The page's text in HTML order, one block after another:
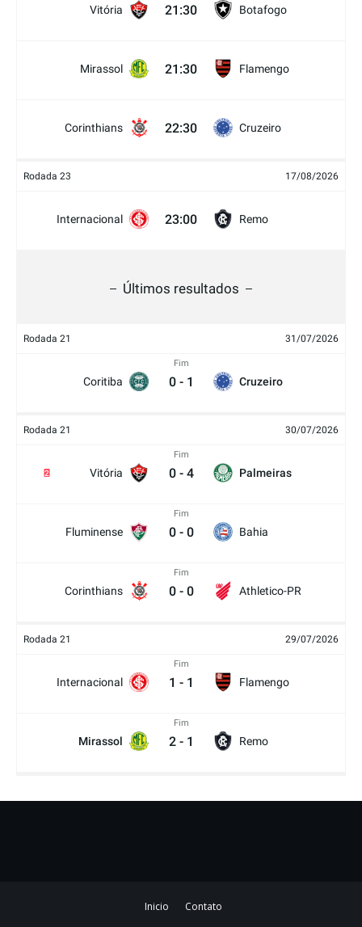
Vitória 21:30 Botafogo
Mirassol 21:30 Flamengo
Corinthians 22:30 Cruzeiro
Rodada 23 17/08/2026
Internacional 23:00 Remo
Últimos resultados
Rodada 21 31/07/2026
Coritiba
Fim
0 - 1 Cruzeiro
Rodada 21 30/07/2026
Vitória
2
Fim
0 - 4 Palmeiras
Fluminense
Fim
0 - 0 Bahia
Corinthians
Fim
0 - 0 Athletico-PR
Rodada 21 29/07/2026
Internacional
Fim
1 - 1 Flamengo
Mirassol
Fim
2 - 1 Remo
Inicio
Contato